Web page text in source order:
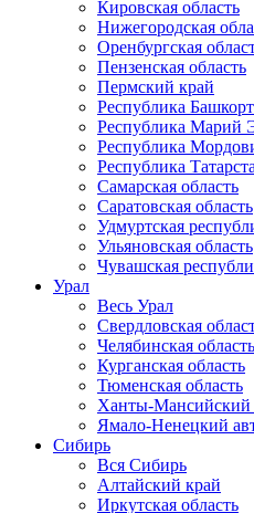
Кировская область
Нижегородская
Оренбургская
Пензенская область
Пермский край
Республика
Республика Марий
Республика
Республика
Самарская область
Саратовская область
Удмуртская
Ульяновская область
Чувашская
Урал
Весь Урал
Свердловская
Челябинская область
Курганская область
Тюменская область
Ханты-Мансийский
Ямало-Ненецкий
Сибирь
Вся Сибирь
Алтайский край
Иркутская область